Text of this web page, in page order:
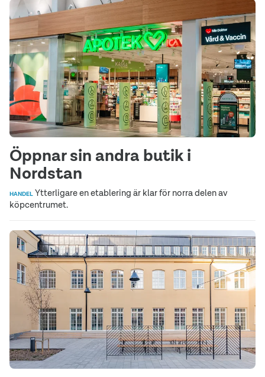
Öppnar sin andra butik i
Nordstan
HANDEL Ytterligare en etablering är klar för norra delen av
köpcentrumet.